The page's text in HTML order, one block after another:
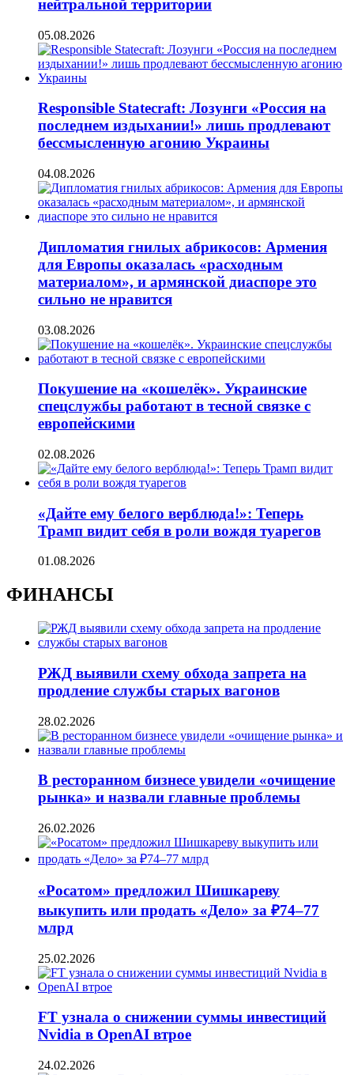
нейтральной территории
05.08.2026
Responsible Statecraft: Лозунги «Россия на
последнем издыхании!» лишь продлевают
бессмысленную агонию Украины
04.08.2026
Дипломатия гнилых абрикосов: Армения
для Европы оказалась «расходным
материалом», и армянской диаспоре это
сильно не нравится
03.08.2026
Покушение на «кошелёк». Украинские
спецслужбы работают в тесной связке с
европейскими
02.08.2026
«Дайте ему белого верблюда!»: Теперь
Трамп видит себя в роли вождя туарегов
01.08.2026
ФИНАНСЫ
РЖД выявили схему обхода запрета на
продление службы старых вагонов
28.02.2026
В ресторанном бизнесе увидели «очищение
рынка» и назвали главные проблемы
26.02.2026
«Росатом» предложил Шишкареву
выкупить или продать «Дело» за ₽74–77
млрд
25.02.2026
FT узнала о снижении суммы инвестиций
Nvidia в OpenAI втрое
24.02.2026